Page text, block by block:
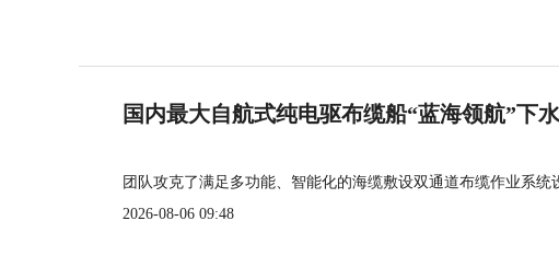
国内最大自航式纯电驱布缆船“蓝海领航”下水
团队攻克了满足多功能、智能化的海缆敷设双通道布缆作业系
2026-08-06 09:48